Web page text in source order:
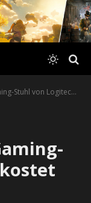
Logitech kostet 1500 Euro